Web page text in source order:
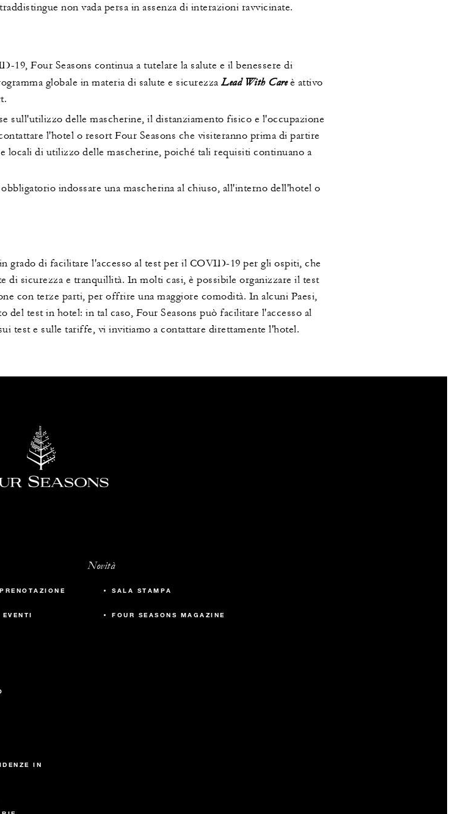
non vada persa in assenza di interazioni ravvicinate.
19, Four Seasons continua a tutelare la salute e il benessere di
globale in materia di salute e sicurezza Lead With Careè attivo
sull'utilizzo delle mascherine, il distanziamento fisico e l'occupazione
l'hotel o resort Four Seasons che visiteranno prima di partire
locali di utilizzo delle mascherine, poiché tali requisiti continuano a
indossare una mascherina al chiuso, all'interno dell'hotel o
grado di facilitare l'accesso al test per il COVID-19 per gli ospiti, che
di sicurezza e tranquillità. In molti casi, è possibile organizzare il test
con terze parti, per offrire una maggiore comodità. In alcuni Paesi,
test in hotel: in tal caso, Four Seasons può facilitare l'accesso al
test e sulle tariffe, vi invitiamo a contattare direttamente l'hotel.
Novità
SALA STAMPA
FOUR SEASONS MAGAZINE
IN